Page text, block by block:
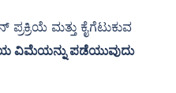
ಮತ್ತು ಕೈಗೆಟುಕುವ
ವಿಮೆಯನ್ನು ಪಡೆಯುವುದು